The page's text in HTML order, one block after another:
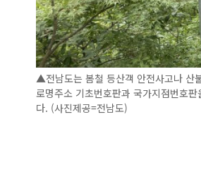
▲전남도는 봄철 등산객 안전사고나 산
로명주소 기초번호판과 국가지점번호
다. (사진제공=전남도)